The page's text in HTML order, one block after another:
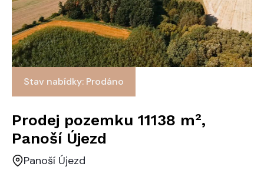
Stav nabídky: Prodáno
Prodej pozemku 11138 m²,
Panoší Újezd
Panoší Újezd